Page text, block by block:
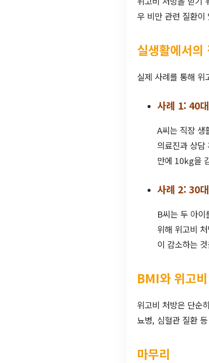
우 비만 관련 질환이
실생활에서의
실제 사례를 통해 위
사례 1: 40
A씨는 직장 생
의료진과 상
만에 10kg을
사례 2: 30
B씨는 두 아
위해 위고비
이 감소하는
BMI와 위고
위고비 처방은 단순
뇨병, 심혈관 질환
마무리